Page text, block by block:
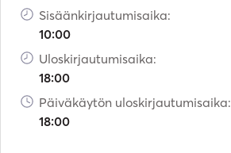
Sisäänkirjautumisaika:
10:00
Uloskirjautumisaika:
18:00
Päiväkäytön uloskirjautumisaika:
18:00